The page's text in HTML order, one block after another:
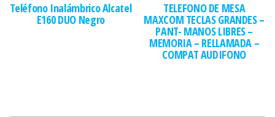
Teléfono Inalámbrico Alcatel
E160 DUO Negro
TELEFONO DE MESA
MAXCOM TECLAS GRANDES –
PANT- MANOS LIBRES –
MEMORIA – RELLAMADA –
COMPAT AUDIFONO